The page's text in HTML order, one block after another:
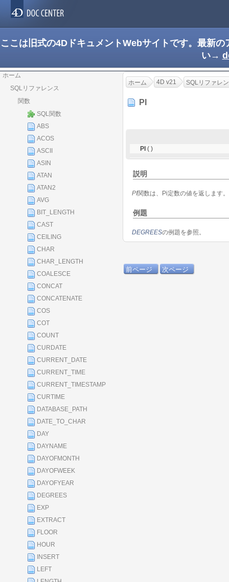
ここは旧式の4DドキュメントWebサイトです。最新
い→
ホーム
SQLリファレンス
関数
SQL関数
ABS
ACOS
ASCII
ASIN
ATAN
ATAN2
AVG
BIT_LENGTH
CAST
CEILING
CHAR
CHAR_LENGTH
COALESCE
CONCAT
CONCATENATE
COS
COT
COUNT
CURDATE
CURRENT_DATE
CURRENT_TIME
CURRENT_TIMESTAMP
CURTIME
DATABASE_PATH
DATE_TO_CHAR
DAY
DAYNAME
DAYOFMONTH
DAYOFWEEK
DAYOFYEAR
DEGREES
EXP
EXTRACT
FLOOR
HOUR
INSERT
LEFT
ホーム 4D v21 SQLリファレ
PI
PI ( )
説明
PI関数は、Pi定数の値を返します。
例題
DEGREESの例題を参照。
前ページ 次ページ